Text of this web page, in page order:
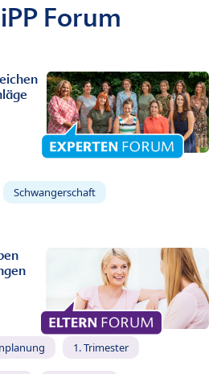
Forum
Schwangerschaft
1. Trimester